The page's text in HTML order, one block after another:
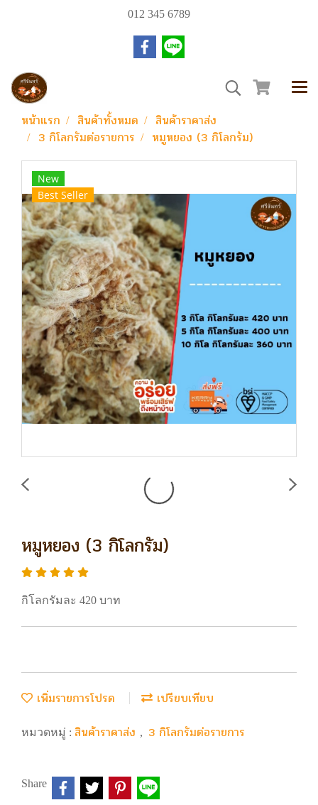
012 345 6789
หน้าแรก สินค้าทั้งหมด
สินค้าราคาส่ง
3 กิโลกรัมต่อรายการ
หมูหยอง (3 กิโลกรัม)
New
Best Seller
หมูหยอง (3 กิโลกรัม)
กิโลกรัมละ 420 บาท
เพิ่มรายการโปรด เปรียบเทียบ
หมวดหมู่ : สินค้าราคาส่ง , 3 กิโลกรัมต่อรายการ
Share